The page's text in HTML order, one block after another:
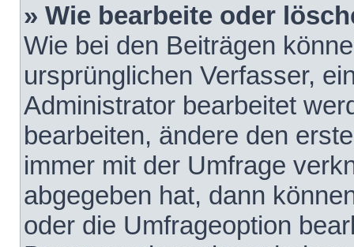
» Wie bearbeite oder
Wie bei den Beiträgen
ursprünglichen Verfasser,
Administrator bearbeitet
bearbeiten, ändere den
immer mit der Umfrage
abgegeben hat, dann
oder die Umfrageoption